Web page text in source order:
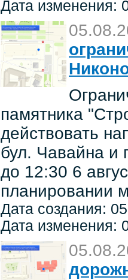
Дата изменения:
памятника
действовать
бул. Чавайна и
до 12:30 6
планировании
Дата создания:
Дата изменения: